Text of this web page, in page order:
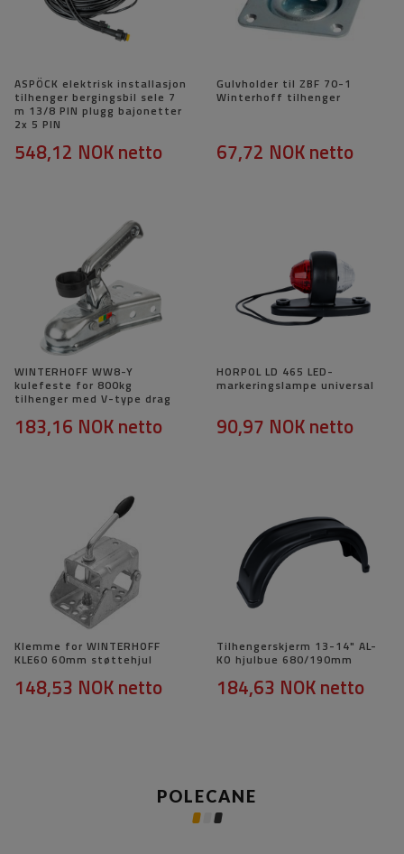
ASPÖCK elektrisk installasjon
tilhenger bergingsbil sele 7
m 13/8 PIN plugg bajonetter
2x 5 PIN
548,12 NOKnetto
Gulvholder til ZBF 70-1
Winterhoff tilhenger
67,72 NOKnetto
WINTERHOFF WW8-Y
kulefeste for 800kg
tilhenger med V-type drag
183,16 NOKnetto
HORPOL LD 465 LED-
markeringslampe universal
90,97 NOKnetto
Klemme for WINTERHOFF
KLE60 60mm støttehjul
148,53 NOKnetto
Tilhengerskjerm 13-14" AL-
KO hjulbue 680/190mm
184,63 NOKnetto
POLECANE